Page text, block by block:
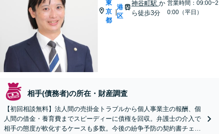
東
京
都
|
港
区
神谷町駅 か
ら徒歩3分
営業時間：09:00~2
0:00（平日）
相手(債務者)の所在・財産調査
【初回相談無料】法人間の売掛金トラブルから個人事業主の報酬、個
人間の借金・養育費までスピーディーに債権を回収。弁護士の介入で
相手の態度が軟化するケースも多数。今後の紛争予防の契約書チェッ